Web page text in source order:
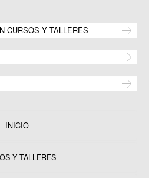
CURSOS Y TALLERES
INICIO
Y TALLERES